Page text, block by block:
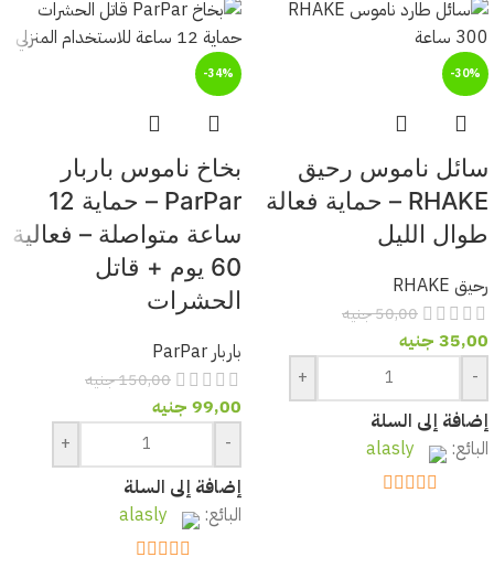
-30%
سائل ناموس رحيق
RHAKE – حماية فعالة
طوال الليل
رحيق RHAKE
50,00جنيه
35,00 جنيه
-
+
إضافة إلى السلة
البائع:
alasly
-34%
بخاخ ناموس باربار
ParPar – حماية 12
ساعة متواصلة – فعالية
60 يوم + قاتل
الحشرات
باربار ParPar
150,00جنيه
99,00 جنيه
-
+
إضافة إلى السلة
البائع:
alasly